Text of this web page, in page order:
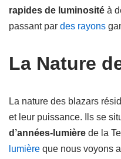
rapides de luminosité à
passant par des rayons
La Nature
La nature des blazars
et leur puissance. Ils se
d’années-lumière de la
lumière que nous voyons